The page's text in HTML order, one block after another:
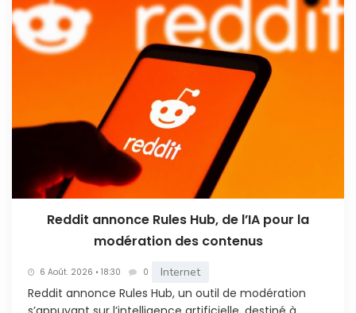
Reddit annonce Rules Hub, de l’IA pour la
modération des contenus
6 Août. 2026 • 18:30 0 Internet
Reddit annonce Rules Hub, un outil de modération